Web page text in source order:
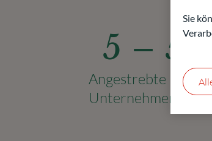
5 –
Angestrebte
Unternehmen
Sie